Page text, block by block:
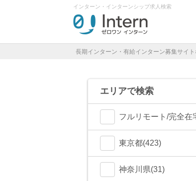
インターン・インターンシップ求人検索
長期インターン・有給インターン募集サイ
エリアで検索
フルリモート/完全在
東京都(423)
港区(79)
神奈川県(31)